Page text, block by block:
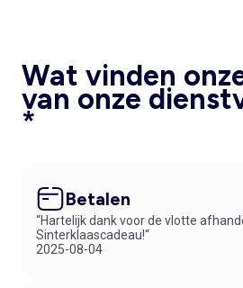
Wat vinden
van onze
*
Betalen
“Hartelijk dank voor de vlotte
Sinterklaascadeau!“
2025-08-04